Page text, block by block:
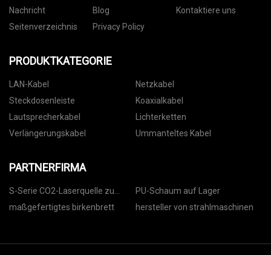
Nachricht
Blog
Kontaktiere uns
Seitenverzeichnis
Privacy Policy
PRODUKTKATEGORIE
LAN-Kabel
Netzkabel
Steckdosenleiste
Koaxialkabel
Lautsprecherkabel
Lichterketten
Verlängerungskabel
Ummanteltes Kabel
PARTNERFIRMA
S-Serie CO2-Laserquelle zu
verkaufen
PU-Schaum auf Lager
maßgefertigtes birkenbrett
hersteller von strahlmaschinen